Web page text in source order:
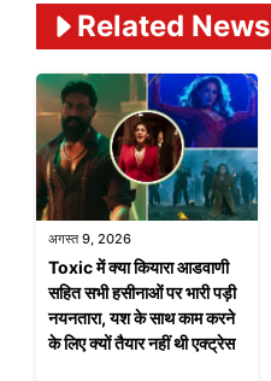
Related News
अगस्त 9, 2026
Toxic में क्या कियारा आडवाणी
सहित सभी हसीनाओं पर भारी पड़ी
नयनतारा, यश के साथ काम करने
के लिए क्यों तैयार नहीं थी एक्ट्रेस